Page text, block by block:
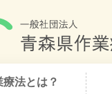
療法とは？